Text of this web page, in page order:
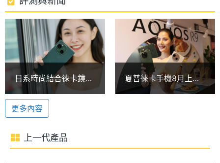
高通 Snapdragon 7+ Gen 3
SHARP AQUOS R9 運行 Android 14 作業系統，內建
Qualcomm Snapdragon 7+ Gen 3 八核心處理器，
內建12GB RAM + 256GB ROM，同時支援最高 8GB
虛擬記憶體擴充，與 microSD 記憶卡擴充；具備 5G
網路、搭配 eSIM 可雙卡雙待、 Wi-Fi 7、藍牙 5.4、
NFC、GenAI 答錄機彙總、UWB，還擁有
Qualcomm Snapdragon Sound 無線傳輸技術，能提
供最高 240Hz 高音質體驗，續航方面配置
5,000mAh 電池。
時脈
處理器
核心數
8
圖形處
理器
Adreno 732
RAM記
憶體
ROM儲
256 GB
日系時尚結合徠卡鏡
頭！SHARP AQUOS
R9開箱、跑分、拍照一
次看
夏普徠卡手機8月上市
AQUOS R9台灣價格2
更多內容
上一代產品